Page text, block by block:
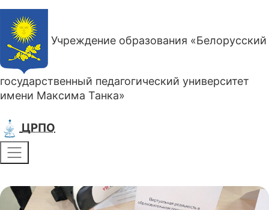
Учреждение образования «Белорусский
государственный педагогический университет
имени Максима Танка»
ЦРПО